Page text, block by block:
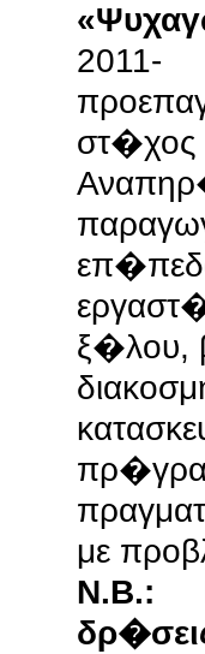
ξ�λου,
με
Ν.Β.: